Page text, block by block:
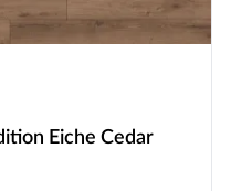
Eiche Cedar